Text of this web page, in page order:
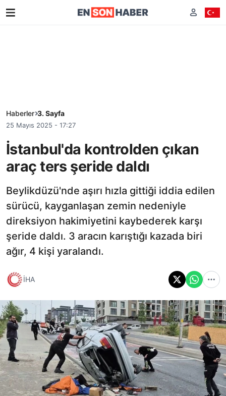
Haberler 3. Sayfa
25 Mayıs 2025 - 17:27
İstanbul'da kontrolden çıkan
araç ters şeride daldı
Beylikdüzü'nde aşırı hızla gittiği iddia edilen
sürücü, kayganlaşan zemin nedeniyle
direksiyon hakimiyetini kaybederek karşı
şeride daldı. 3 aracın karıştığı kazada biri
ağır, 4 kişi yaralandı.
İHA